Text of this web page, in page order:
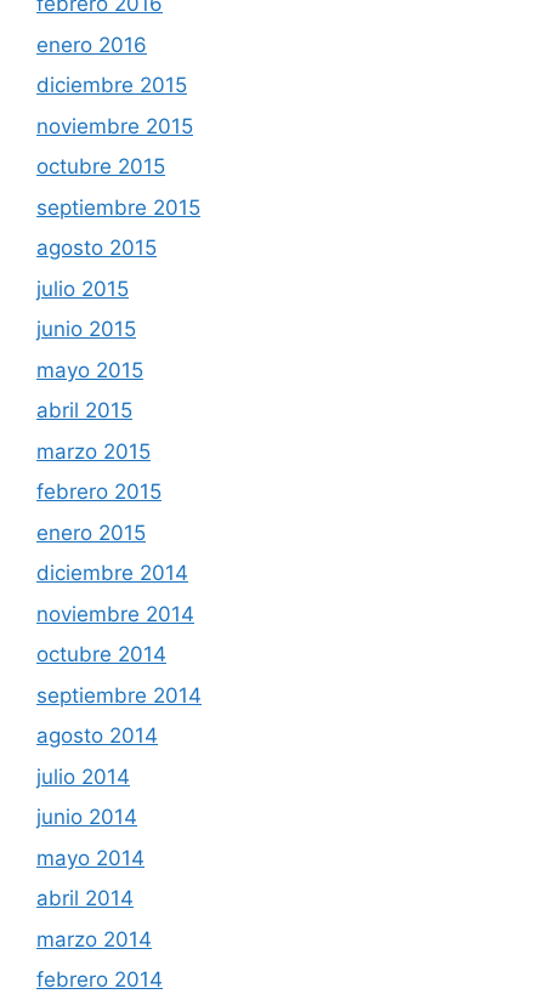
enero 2016
diciembre 2015
noviembre 2015
octubre 2015
septiembre 2015
agosto 2015
julio 2015
junio 2015
mayo 2015
abril 2015
marzo 2015
febrero 2015
enero 2015
diciembre 2014
noviembre 2014
octubre 2014
septiembre 2014
agosto 2014
julio 2014
junio 2014
mayo 2014
abril 2014
marzo 2014
febrero 2014